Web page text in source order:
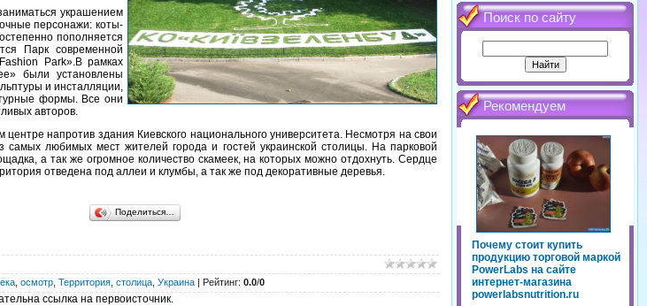
украшением
персонажи: коты-
пополняется
Парк современной
Park».В рамках
были установлены
и инсталляции,
формы. Все они
авторов.
напротив здания Киевского национального университета. Несмотря на свои
самых любимых мест жителей города и гостей украинской столицы. На парковой
а так же огромное количество скамеек, на которых можно отдохнуть. Сердце
отведена под аллеи и клумбы, а так же под декоративные деревья.
Поделиться…
осмотр Территория столица Украина | Рейтинг: 0.0/0
ссылка на первоисточник.
Поиск по сайту
Рекомендуем
Почему стоит купить
продукцию торговой маркой
PowerLabs на сайте
интернет-магазина
powerlabsnutrition.ru